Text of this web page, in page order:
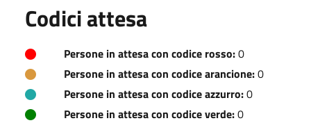
Codici attesa
Persone in attesa con codice rosso:0
Persone in attesa con codice arancione:0
Persone in attesa con codice azzurro:0
Persone in attesa con codice verde:0